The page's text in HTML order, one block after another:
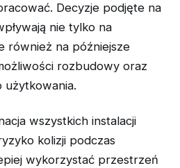
Decyzje podjęte na
nie tylko na
również na późniejsze
rozbudowy oraz
użytkowania.
wszystkich instalacji
kolizji podczas
wykorzystać przestrzeń